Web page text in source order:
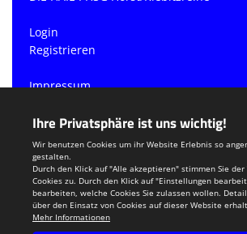
Login
Registrieren
Impressum
Teamsports 2
Dein Sportverein online